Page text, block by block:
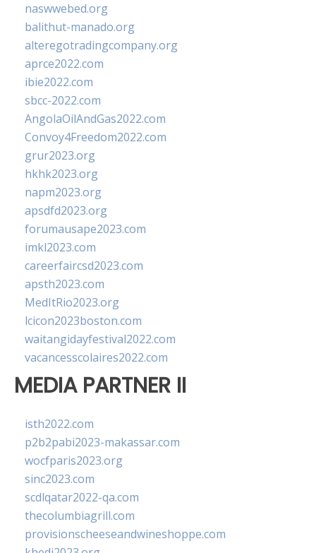
naswwebed.org
balithut-manado.org
alteregotradingcompany.org
aprce2022.com
ibie2022.com
sbcc-2022.com
AngolaOilAndGas2022.com
Convoy4Freedom2022.com
grur2023.org
hkhk2023.org
napm2023.org
apsdfd2023.org
forumausape2023.com
imkl2023.com
careerfaircsd2023.com
apsth2023.com
MedItRio2023.org
lcicon2023boston.com
waitangidayfestival2022.com
vacancesscolaires2022.com
MEDIA PARTNER II
isth2022.com
p2b2pabi2023-makassar.com
wocfparis2023.org
sinc2023.com
scdlqatar2022-qa.com
thecolumbiagrill.com
provisionscheeseandwineshoppe.com